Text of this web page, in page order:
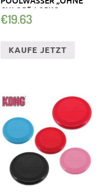
CHLOR“ 1,25KG
€19.63
KAUFE JETZT